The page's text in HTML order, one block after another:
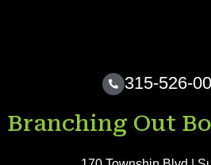
315-526-
Branching Out